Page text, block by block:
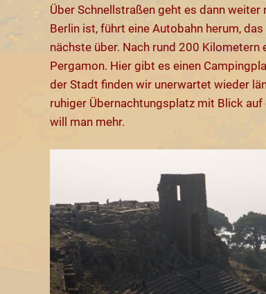
Über Schnellstraßen geht es dann
Berlin ist, führt eine Autobahn herum,
nächste über. Nach rund 200
Pergamon. Hier gibt es einen
der Stadt finden wir unerwartet wieder
ruhiger Übernachtungsplatz mit Blick
will man mehr.